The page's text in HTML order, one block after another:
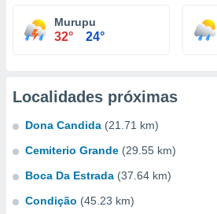
Murupu
32° 24°
Localidades próximas
Dona Candida (21.71 km)
Cemiterio Grande (29.55 km)
Boca Da Estrada (37.64 km)
Condição (45.23 km)